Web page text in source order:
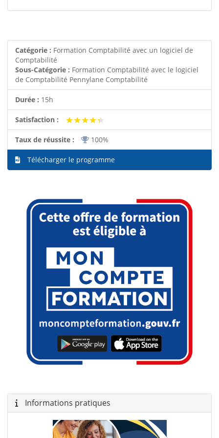
Catégorie : Formation Comptabilité avec un logiciel de
Comptabilité
Sous-Catégorie : Formation Comptabilité avec le logiciel
de Comptabilité Pennylane Comptabilité
Durée : 15h
Satisfaction : ★★★★★
★★★★★
Taux de réussite : 100%
Télécharger le programme
Informations pratiques